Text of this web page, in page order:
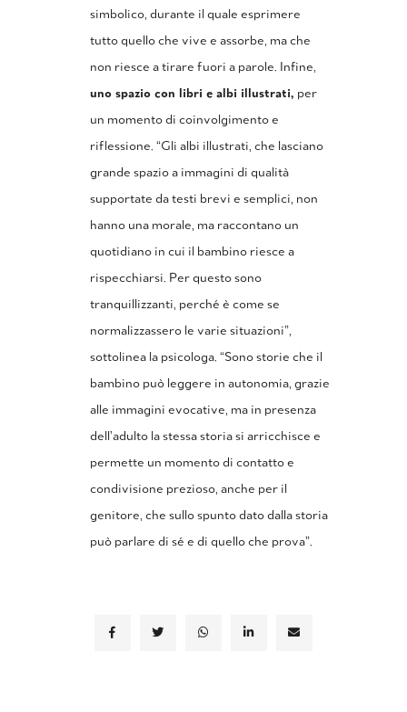
simbolico, durante il quale esprimere
tutto quello che vive e assorbe, ma che
non riesce a tirare fuori a parole. Infine,
uno spazio con libri e albi illustrati, per
un momento di coinvolgimento e
riflessione. “Gli albi illustrati, che lasciano
grande spazio a immagini di qualità
supportate da testi brevi e semplici, non
hanno una morale, ma raccontano un
quotidiano in cui il bambino riesce a
rispecchiarsi. Per questo sono
tranquillizzanti, perché è come se
normalizzassero le varie situazioni”,
sottolinea la psicologa. “Sono storie che il
bambino può leggere in autonomia, grazie
alle immagini evocative, ma in presenza
dell’adulto la stessa storia si arricchisce e
permette un momento di contatto e
condivisione prezioso, anche per il
genitore, che sullo spunto dato dalla storia
può parlare di sé e di quello che prova”.